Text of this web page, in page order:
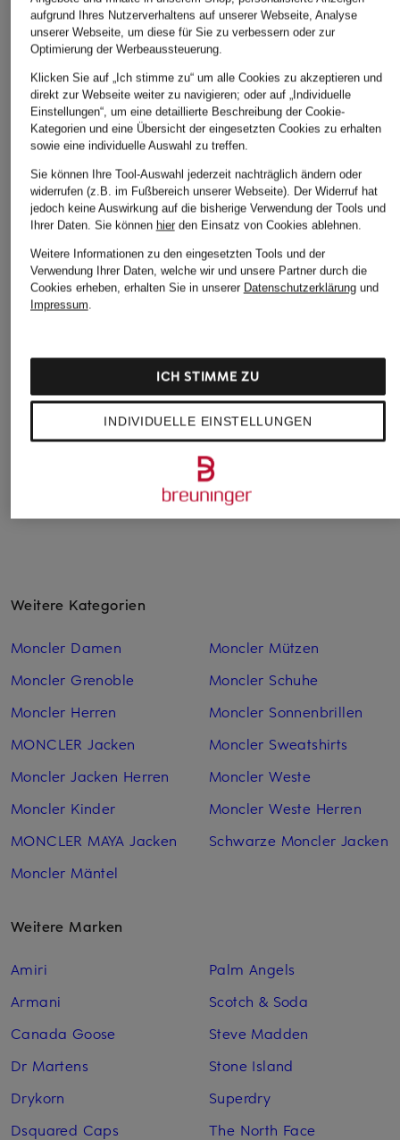
Daunenweste
690 €
MONCLER
Daunenweste TIBB
850 €
Daunenweste GUI
720 €
Weitere Kategorien
Moncler Damen
Moncler Grenoble
Moncler Herren
MONCLER Jacken
Moncler Jacken Herren
Moncler Kinder
MONCLER MAYA Jacken
Moncler Mäntel
Moncler Mützen
Moncler Schuhe
Moncler Sonnenbrillen
Moncler Sweatshirts
Moncler Weste
Moncler Weste Herren
Schwarze Moncler Jacken
Weitere Marken
Amiri
Armani
Canada Goose
Dr Martens
Drykorn
Dsquared Caps
Palm Angels
Scotch & Soda
Steve Madden
Stone Island
Superdry
The North Face
aufgrund Ihres Nutzerverhaltens auf unserer Webseite, Analyse
unserer Webseite, um diese für Sie zu verbessern oder zur
Optimierung der Werbeaussteuerung.
Klicken Sie auf „Ich stimme zu“ um alle Cookies zu akzeptieren und
direkt zur Webseite weiter zu navigieren; oder auf „Individuelle
Einstellungen“, um eine detaillierte Beschreibung der Cookie-
Kategorien und eine Übersicht der eingesetzten Cookies zu erhalten
sowie eine individuelle Auswahl zu treffen.
Sie können Ihre Tool-Auswahl jederzeit nachträglich ändern oder
widerrufen (z.B. im Fußbereich unserer Webseite). Der Widerruf hat
jedoch keine Auswirkung auf die bisherige Verwendung der Tools und
Ihrer Daten. Sie können hierden Einsatz von Cookies ablehnen.
Weitere Informationen zu den eingesetzten Tools und der
Verwendung Ihrer Daten, welche wir und unsere Partner durch die
Cookies erheben, erhalten Sie in unserer Datenschutzerklärungund
Impressum.
INDIVIDUELLE EINSTELLUNGEN
ICH STIMME ZU